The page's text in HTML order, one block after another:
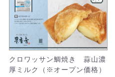
クロワッサン鯛焼き 蒜山濃
厚ミルク（※オープン価格）